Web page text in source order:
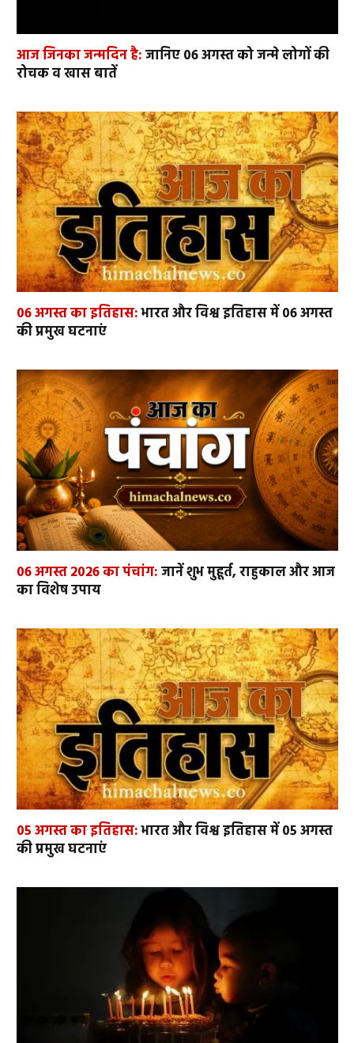
आज जिनका जन्मदिन है:जानिए 06 अगस्त को जन्मे लोगों की
रोचक व खास बातें
06 अगस्त का इतिहास:भारत और विश्व इतिहास में 06 अगस्त
की प्रमुख घटनाएं
06 अगस्त 2026 का पंचांग:जानें शुभ मुहूर्त, राहुकाल और आज
का विशेष उपाय
05 अगस्त का इतिहास:भारत और विश्व इतिहास में 05 अगस्त
की प्रमुख घटनाएं